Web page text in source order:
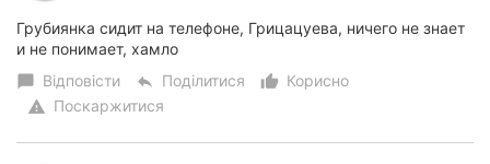
Грубиянка сидит на телефоне, Грицацуева, ничего не знает
и не понимает, хамло
chat_bubble Відповісти reply Поділитися thumb_up_alt
Корисно
warning Поскаржитися